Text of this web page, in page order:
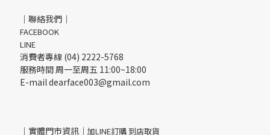
｜聯絡我們｜
FACEBOOK
LINE
消費者專線 (04) 2222-5768
服務時間 周一至周五 11:00~18:00
E-mail dearface003@gmail.com
｜實體門市資訊｜ 加LINE訂購 到店取貨